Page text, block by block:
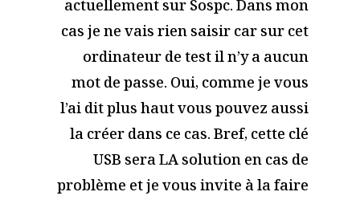
actuellement sur Sospc. Dans mon
cas je ne vais rien saisir car sur cet
ordinateur de test il n’y a aucun
mot de passe. Oui, comme je vous
l’ai dit plus haut vous pouvez aussi
la créer dans ce cas. Bref, cette clé
USB sera LA solution en cas de
problème et je vous invite à la faire